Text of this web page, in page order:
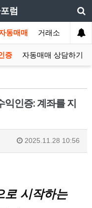
럼
동매매 거래소
증 자동매매 상담하기
익인증: 계좌를 지
2025.11.28 10:56
시작하는